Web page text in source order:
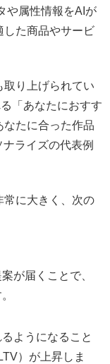
や属性情報をAIが
した商品やサービ
取り上げられてい
「あなたにおすす
たに合った作品
ライズの代表例
常に大きく、次の
が届くことで、
ようになること
）が上昇しま